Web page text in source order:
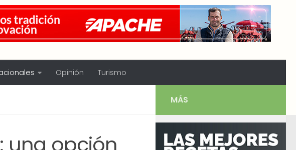
Opinión Turismo
MÁS